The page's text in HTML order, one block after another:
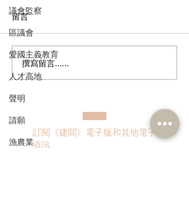
議會監察
區議會
愛國主義教育
人才高地
聲明
請願
漁農業
姚銘回應洪水橋片區接兩
標書
留言
撰寫留言......
訂閱《建聞》電子版和其他電子
資訊